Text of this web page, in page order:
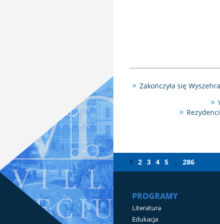
Zakończyła się
1 2 3 4 5 ... 286
PROGRAMY
Literatura
Edukacja